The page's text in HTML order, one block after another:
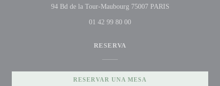
94 Bd de la Tour-Maubourg 75007 PARIS((abre en una
01 42 99 80 00
RESERVA
RESERVAR UNA MESA